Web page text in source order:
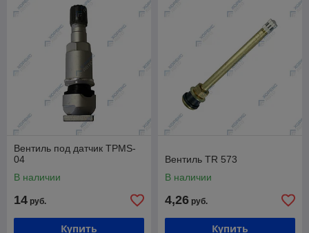
Вентиль под датчик TPMS-
04
В наличии
14 руб.
Купить
Вентиль TR 573
В наличии
4,26 руб.
Купить